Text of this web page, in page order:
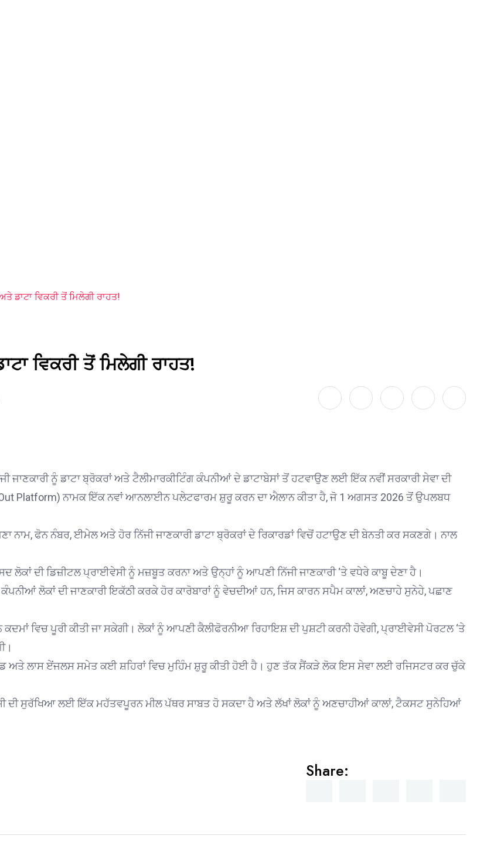
ਡਾਟਾ ਵਿਕਰੀ ਤੋਂ ਮਿਲੇਗੀ ਰਾਹਤ!
ਵਿਕਰੀ ਤੋਂ ਮਿਲੇਗੀ ਰਾਹਤ!
ਨੂੰ ਡਾਟਾ ਬ੍ਰੋਕਰਾਂ ਅਤੇ ਟੈਲੀਮਾਰਕੀਟਿੰਗ ਕੰਪਨੀਆਂ ਦੇ ਡਾਟਾਬੇਸਾਂ ਤੋਂ ਹਟਵਾਉਣ ਲਈ ਇੱਕ ਨਵੀਂ ਸਰਕਾਰੀ ਸੇਵਾ ਦੀ
Platform) ਨਾਮਕ ਇੱਕ ਨਵਾਂ ਆਨਲਾਈਨ ਪਲੇਟਫਾਰਮ ਸ਼ੁਰੂ ਕਰਨ ਦਾ ਐਲਾਨ ਕੀਤਾ ਹੈ, ਜੋ 1 ਅਗਸਤ 2026 ਤੋਂ ਉਪਲਬਧ
ਫੋਨ ਨੰਬਰ, ਈਮੇਲ ਅਤੇ ਹੋਰ ਨਿੱਜੀ ਜਾਣਕਾਰੀ ਡਾਟਾ ਬ੍ਰੋਕਰਾਂ ਦੇ ਰਿਕਾਰਡਾਂ ਵਿਚੋਂ ਹਟਾਉਣ ਦੀ ਬੇਨਤੀ ਕਰ ਸਕਣਗੇ। ਨਾਲ
ਦੀ ਡਿਜ਼ੀਟਲ ਪ੍ਰਾਈਵੇਸੀ ਨੂੰ ਮਜ਼ਬੂਤ ਕਰਨਾ ਅਤੇ ਉਨ੍ਹਾਂ ਨੂੰ ਆਪਣੀ ਨਿੱਜੀ ਜਾਣਕਾਰੀ ‘ਤੇ ਵਧੇਰੇ ਕਾਬੂ ਦੇਣਾ ਹੈ।
ਲੋਕਾਂ ਦੀ ਜਾਣਕਾਰੀ ਇਕੱਠੀ ਕਰਕੇ ਹੋਰ ਕਾਰੋਬਾਰਾਂ ਨੂੰ ਵੇਚਦੀਆਂ ਹਨ, ਜਿਸ ਕਾਰਨ ਸਪੈਮ ਕਾਲਾਂ, ਅਣਚਾਹੇ ਸੁਨੇਹੇ, ਪਛਾਣ
ਵਿਚ ਪੂਰੀ ਕੀਤੀ ਜਾ ਸਕੇਗੀ। ਲੋਕਾਂ ਨੂੰ ਆਪਣੀ ਕੈਲੀਫੋਰਨੀਆ ਰਿਹਾਇਸ਼ ਦੀ ਪੁਸ਼ਟੀ ਕਰਨੀ ਹੋਵੇਗੀ, ਪ੍ਰਾਈਵੇਸੀ ਪੋਰਟਲ ‘ਤੇ
ਅਤੇ ਲਾਸ ਏਂਜਲਸ ਸਮੇਤ ਕਈ ਸ਼ਹਿਰਾਂ ਵਿਚ ਮੁਹਿੰਮ ਸ਼ੁਰੂ ਕੀਤੀ ਹੋਈ ਹੈ। ਹੁਣ ਤੱਕ ਸੈਂਕੜੇ ਲੋਕ ਇਸ ਸੇਵਾ ਲਈ ਰਜਿਸਟਰ ਕਰ ਚੁੱਕੇ
ਦੀ ਸੁਰੱਖਿਆ ਲਈ ਇੱਕ ਮਹੱਤਵਪੂਰਨ ਮੀਲ ਪੱਥਰ ਸਾਬਤ ਹੋ ਸਕਦਾ ਹੈ ਅਤੇ ਲੱਖਾਂ ਲੋਕਾਂ ਨੂੰ ਅਣਚਾਹੀਆਂ ਕਾਲਾਂ, ਟੈਕਸਟ ਸੁਨੇਹਿਆਂ
Share: